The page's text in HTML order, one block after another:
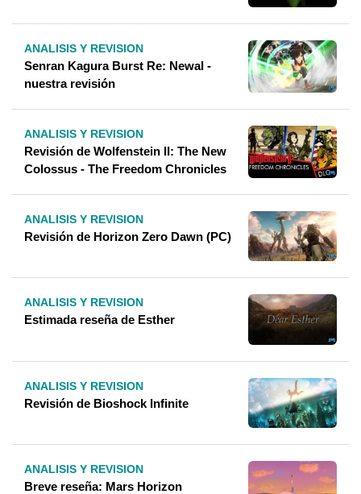
ANALISIS Y REVISION
Senran Kagura Burst Re: Newal -
nuestra revisión
ANALISIS Y REVISION
Revisión de Wolfenstein II: The New
Colossus - The Freedom Chronicles
ANALISIS Y REVISION
Revisión de Horizon Zero Dawn (PC)
ANALISIS Y REVISION
Estimada reseña de Esther
ANALISIS Y REVISION
Revisión de Bioshock Infinite
ANALISIS Y REVISION
Breve reseña: Mars Horizon